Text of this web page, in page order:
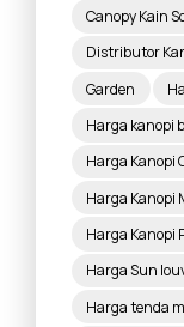
Canopy Kain
Distributor
Garden
Harga kanopi
Harga Kanopi
Harga Kanopi
Harga Kanopi
Harga Sun
Harga tenda